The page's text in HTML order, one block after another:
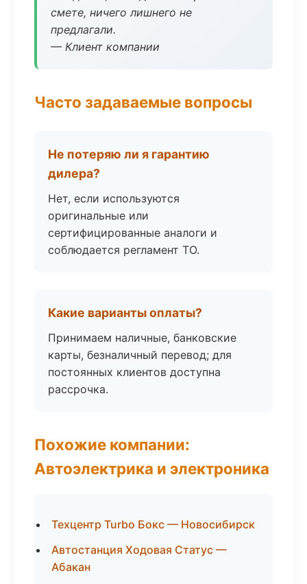
смете, ничего лишнего не
предлагали.
— Клиент компании
Часто задаваемые вопросы
Не потеряю ли я гарантию
дилера?
Нет, если используются
оригинальные или
сертифицированные аналоги и
соблюдается регламент ТО.
Какие варианты оплаты?
Принимаем наличные, банковские
карты, безналичный перевод; для
постоянных клиентов доступна
рассрочка.
Похожие компании:
Автоэлектрика и электроника
Техцентр Turbo Бокс — Новосибирск
Автостанция Ходовая Статус —
Абакан